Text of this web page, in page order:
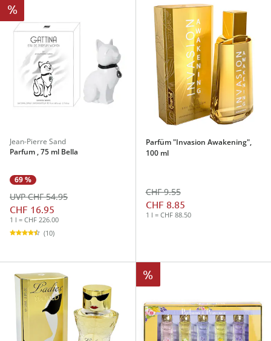
%
Jean-Pierre Sand
Parfum , 75 ml Bella
69 %
CHF 16.95
UVP CHF 54.95
1 l = CHF 226.00
(10)
Parfüm "Invasion Awakening",
100 ml
CHF 9.55
CHF 8.85
1 l = CHF 88.50
%